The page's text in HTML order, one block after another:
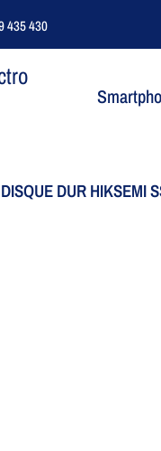
435 430
DUR HIKSEMI